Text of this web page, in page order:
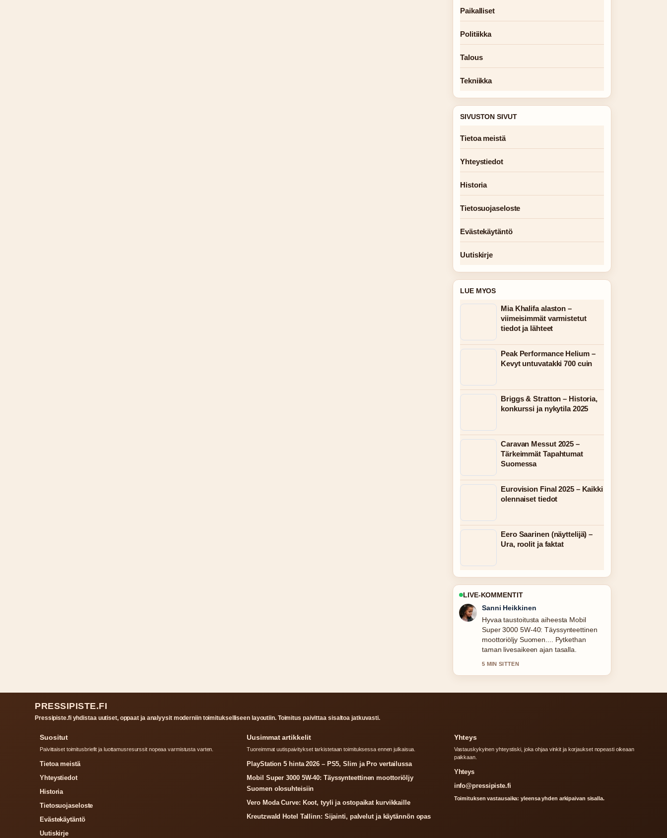
Paikalliset
Politiikka
Talous
Tekniikka
SIVUSTON SIVUT
Tietoa meistä
Yhteystiedot
Historia
Tietosuojaseloste
Evästekäytäntö
Uutiskirje
LUE MYOS
Mia Khalifa alaston –
viimeisimmät varmistetut
tiedot ja lähteet
Peak Performance Helium –
Kevyt untuvatakki 700 cuin
Briggs & Stratton – Historia,
konkurssi ja nykytila 2025
Caravan Messut 2025 –
Tärkeimmät Tapahtumat
Suomessa
Eurovision Final 2025 – Kaikki
olennaiset tiedot
Eero Saarinen (näyttelijä) –
Ura, roolit ja faktat
LIVE-KOMMENTIT
Mikael Laine
Raportointi Vero Moda Curve: Koot,
tyyli ja ostopaikat...-aiheesta tuntuu
luotettavalta ja helppolukuiselta.
7 MIN SITTEN
Pressipiste.fi yhdistaa uutiset, oppaat ja analyysit moderniin toimitukselliseen layoutiin. Toimitus paivittaa sisaltoa jatkuvasti.
Paivittaiset toimitusbriefit ja luottamusresurssit nopeaa varmistusta varten.
Historia
Evästekäytäntö
Uutiskirje
Tuoreimmat uutispaivitykset tarkistetaan toimituksessa ennen julkaisua.
Mobil Super 3000 5W-40: Täyssynteettinen moottoriöljy
Suomen olosuhteisiin
Kreutzwald Hotel Tallinn: Sijainti, palvelut ja käytännön opas
Vastauskykyinen yhteystiski, joka ohjaa vinkit ja korjaukset nopeasti oikeaan
paikkaan.
info@pressipiste.fi
Toimituksen vastausaika: yleensa yhden arkipaivan sisalla.